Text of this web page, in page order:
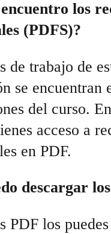
los
(PDFS)?
de trabajo de
se encuentran
del curso.
acceso a
en PDF.
descargar
PDF los puedes